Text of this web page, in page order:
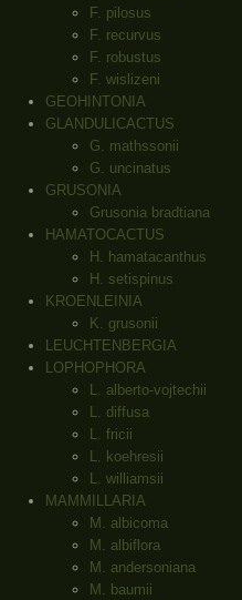
F. pilosus
F. recurvus
F. robustus
F. wislizeni
GEOHINTONIA
GLANDULICACTUS
G. mathssonii
G. uncinatus
GRUSONIA
Grusonia bradtiana
HAMATOCACTUS
H. hamatacanthus
H. setispinus
KROENLEINIA
K. grusonii
LEUCHTENBERGIA
LOPHOPHORA
L. alberto-vojtechii
L. diffusa
L. fricii
L. koehresii
L. williamsii
MAMMILLARIA
M. albicoma
M. albiflora
M. andersoniana
M. baumii